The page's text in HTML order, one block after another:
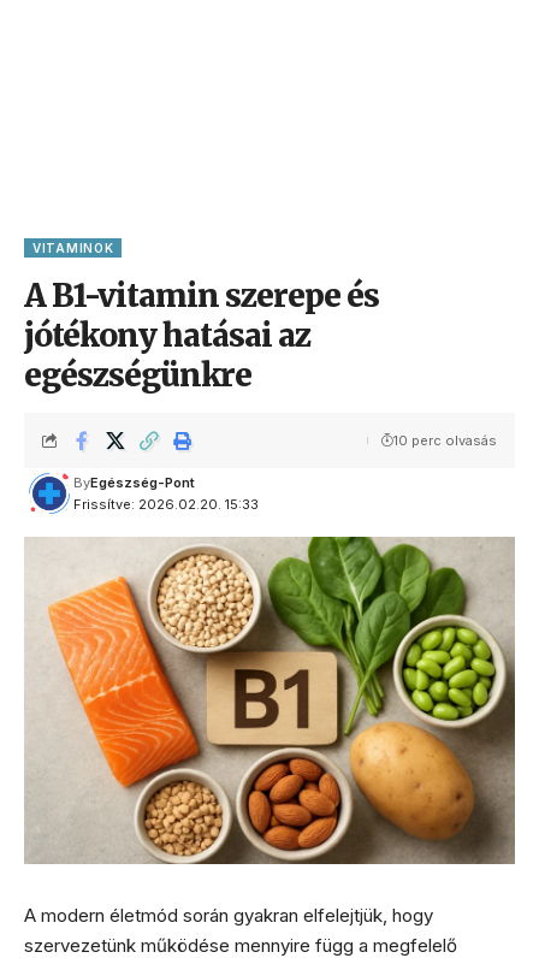
VITAMINOK
A B1-vitamin szerepe és
jótékony hatásai az
egészségünkre
Frissítve: 2026.02.20. 15:33
ByEgészség-Pont
10 perc olvasás
A modern életmód során gyakran elfelejtjük, hogy
szervezetünk működése mennyire függ a megfelelő